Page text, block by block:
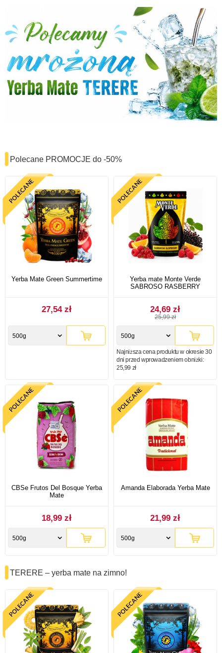
Polecane PROMOCJE do -50%
Yerba Mate Green Summertime
27,54 zł
500g
Yerba mate Monte Verde
SABROSO RASBERRY
24,69 zł
25,99 zł
500g
Najniższa cena produktu w okresie 30
dni przed wprowadzeniem obniżki:
25,99 zł
CBSe Frutos Del Bosque Yerba
Mate
18,99 zł
500g
Amanda Elaborada Yerba Mate
21,99 zł
500g
TERERE – yerba mate na zimno!